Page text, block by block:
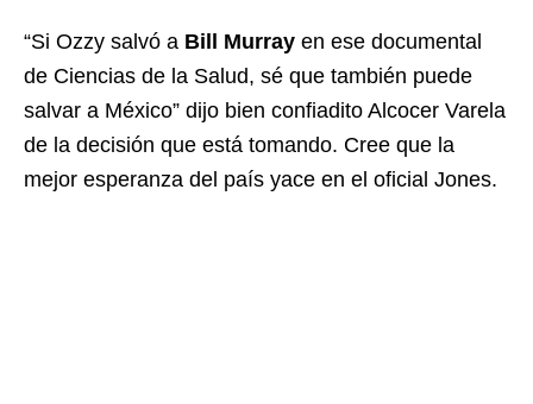
“Si Ozzy salvó a Bill Murray en ese documental
de Ciencias de la Salud, sé que también puede
salvar a México” dijo bien confiadito Alcocer Varela
de la decisión que está tomando. Cree que la
mejor esperanza del país yace en el oficial Jones.